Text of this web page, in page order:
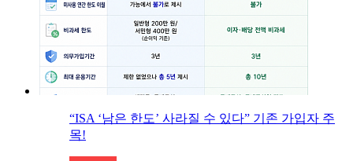
“ISA ‘남은 한도’ 사라질 수 있다” 기존 가입자 주
목!